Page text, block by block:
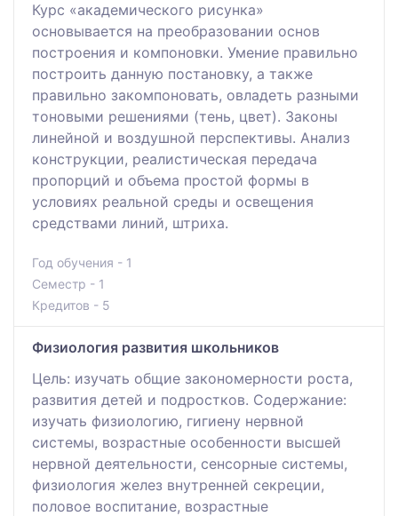
Курс «академического рисунка»
основывается на преобразовании основ
построения и компоновки. Умение правильно
построить данную постановку, а также
правильно закомпоновать, овладеть разными
тоновыми решениями (тень, цвет). Законы
линейной и воздушной перспективы. Анализ
конструкции, реалистическая передача
пропорций и объема простой формы в
условиях реальной среды и освещения
средствами линий, штриха.
Год обучения - 1
Семестр - 1
Кредитов - 5
Физиология развития школьников
Цель: изучать общие закономерности роста,
развития детей и подростков. Содержание:
изучать физиологию, гигиену нервной
системы, возрастные особенности высшей
нервной деятельности, сенсорные системы,
физиология желез внутренней секреции,
половое воспитание, возрастные